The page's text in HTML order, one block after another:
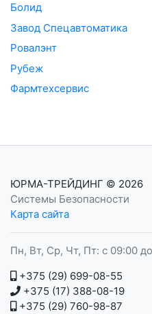
Болид
Завод Спецавтоматика
Ровалэнт
Рубеж
Фармтехсервис
ЮРМА-ТРЕЙДИНГ © 2026
Системы Безопасности
Карта сайта
Пн, Вт, Ср, Чт, Пт: с 09:00
+375 (29) 699-08-55
+375 (17) 388-08-19
+375 (29) 760-98-87